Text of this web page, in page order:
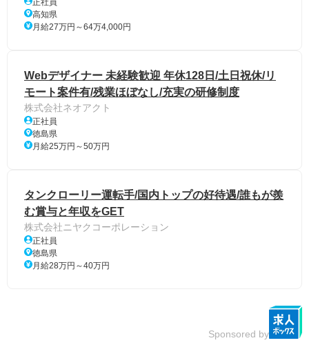
正社員
高知県
月給27万円～64万4,000円
Webデザイナー 未経験歓迎 年休128日/土日祝休/リ
モート案件有/残業ほぼなし/充実の研修制度
株式会社ネオアクト
正社員
徳島県
月給25万円～50万円
タンクローリー運転手/国内トップの好待遇/誰もが羨
む賞与と年収をGET
株式会社ニヤクコーポレーション
正社員
徳島県
月給28万円～40万円
Sponsored by